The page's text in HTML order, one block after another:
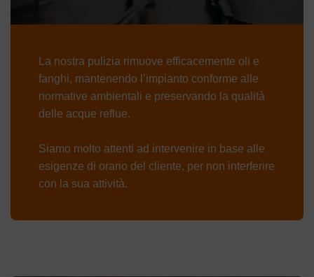
La nostra pulizia rimuove efficacemente oli e
fanghi, mantenendo l’impianto conforme alle
normative ambientali e preservando la qualità
delle acque reflue.
Siamo molto attenti ad intervenire in base alle
esigenze di orario del cliente, per non interferire
con la sua attività.